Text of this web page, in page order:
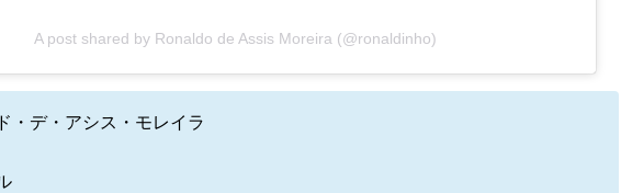
A post shared by Ronaldo de Assis Moreira (@ronaldinho)
・デ・アシス・モレイラ